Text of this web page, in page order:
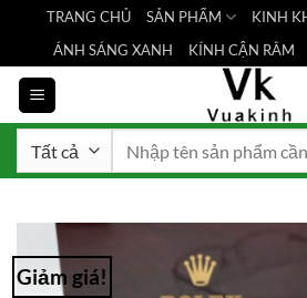
nội
dung
TRANG CHỦ SẢN PHẨM KINH
ÁNH SÁNG XANH
KÍNH CẬN RÂM
Giảm giá!